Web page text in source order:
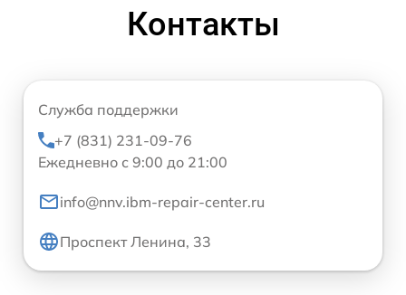
Контакты
Служба поддержки
+7 (831) 231-09-76
Ежедневно с 9:00 до 21:00
info@nnv.ibm-repair-center.ru
Проспект Ленина, 33